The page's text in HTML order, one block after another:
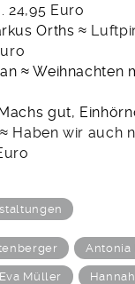
24,95 Euro
Orths ≈
≈ Weihnachten
gut,
≈ Haben wir auch
Antonia
Eva Müller